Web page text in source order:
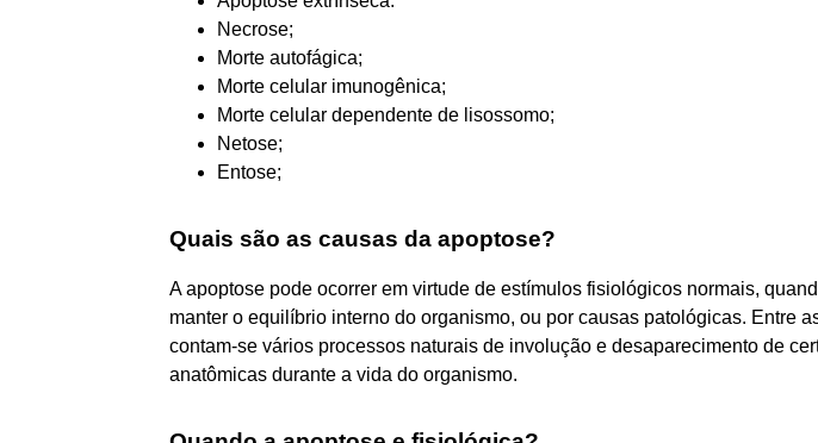
Necrose;
Morte autofágica;
Morte celular imunogênica;
Morte celular dependente de lisossomo;
Netose;
Entose;
Quais são as causas da apoptose?
A apoptose pode ocorrer em virtude de estímulos fisiológicos normais,
manter o equilíbrio interno do organismo, ou por causas patológicas. Entre
contam-se vários processos naturais de involução e desaparecimento de
anatômicas durante a vida do organismo.